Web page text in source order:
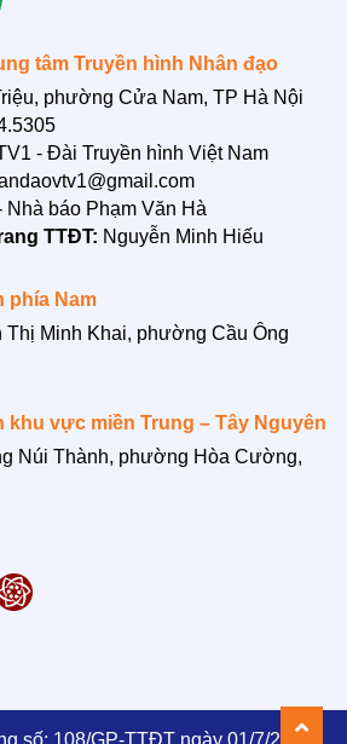
tâm Truyền hình Nhân đạo
phường Cửa Nam, TP Hà Nội
- Đài Truyền hình Việt Nam
Nhà báo Phạm Văn Hà
TTĐT: Nguyễn Minh Hiếu
phía Nam
Thị Minh Khai, phường Cầu Ông
khu vực miền Trung – Tây Nguyên
Núi Thành, phường Hòa Cường,